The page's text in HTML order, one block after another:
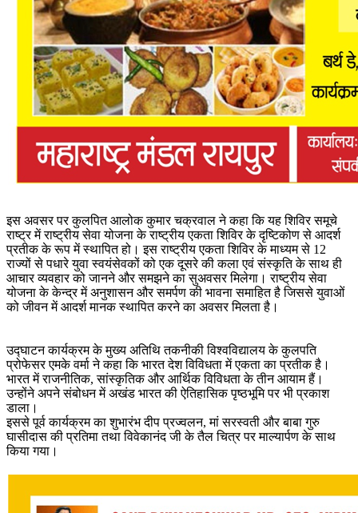
इस अवसर पर कुलपित आलोक कुमार चक्रवाल ने कहा कि यह शिविर समूचे
राष्ट्र में राष्ट्रीय सेवा योजना के राष्ट्रीय एकता शिविर के दृष्टिकोण से आदर्श
प्रतीक के रूप में स्थापित हो। इस राष्ट्रीय एकता शिविर के माध्यम से 12
राज्यों से पधारे युवा स्वयंसेवकों को एक दूसरे की कला एवं संस्कृति के साथ ही
आचार व्यवहार को जानने और समझने का सुअवसर मिलेगा। राष्ट्रीय सेवा
योजना के केन्द्र में अनुशासन और समर्पण की भावना समाहित है जिससे युवाओं
को जीवन में आदर्श मानक स्थापित करने का अवसर मिलता है।
उद्घाटन कार्यक्रम के मुख्य अतिथि तकनीकी विश्वविद्यालय के कुलपति
प्रोफेसर एमके वर्मा ने कहा कि भारत देश विविधता में एकता का प्रतीक है।
भारत में राजनीतिक, सांस्कृतिक और आर्थिक विविधता के तीन आयाम हैं।
उन्होंने अपने संबोधन में अखंड भारत की ऐतिहासिक पृष्ठभूमि पर भी प्रकाश
डाला।
इससे पूर्व कार्यक्रम का शुभारंभ दीप प्रज्वलन, मां सरस्वती और बाबा गुरु
घासीदास की प्रतिमा तथा विवेकानंद जी के तैल चित्र पर माल्यार्पण के साथ
किया गया।